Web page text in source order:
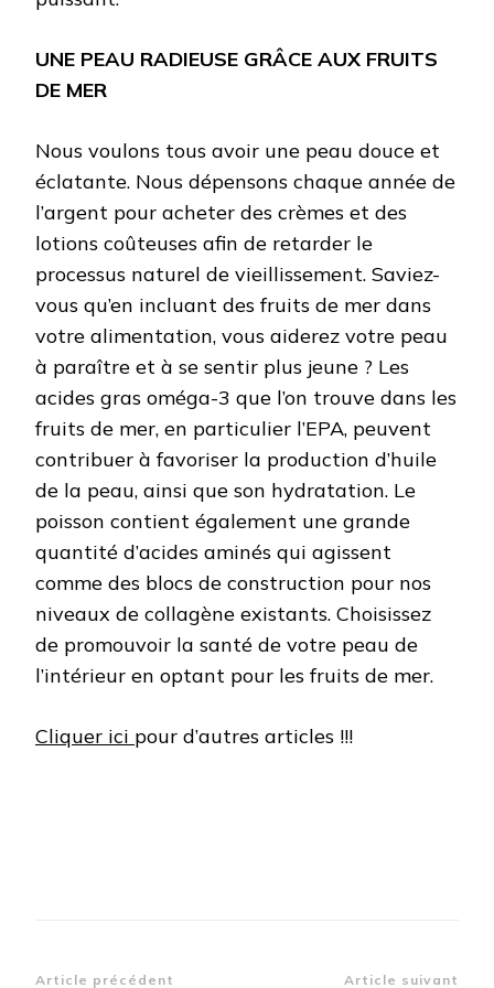
UNE PEAU RADIEUSE GRÂCE AUX FRUITS
DE MER
Nous voulons tous avoir une peau douce et
éclatante. Nous dépensons chaque année de
l’argent pour acheter des crèmes et des
lotions coûteuses afin de retarder le
processus naturel de vieillissement. Saviez-
vous qu’en incluant des fruits de mer dans
votre alimentation, vous aiderez votre peau
à paraître et à se sentir plus jeune ? Les
acides gras oméga-3 que l’on trouve dans les
fruits de mer, en particulier l’EPA, peuvent
contribuer à favoriser la production d’huile
de la peau, ainsi que son hydratation. Le
poisson contient également une grande
quantité d’acides aminés qui agissent
comme des blocs de construction pour nos
niveaux de collagène existants. Choisissez
de promouvoir la santé de votre peau de
l’intérieur en optant pour les fruits de mer.
Cliquer ici pour d’autres articles !!!
Article précédent Article suivant